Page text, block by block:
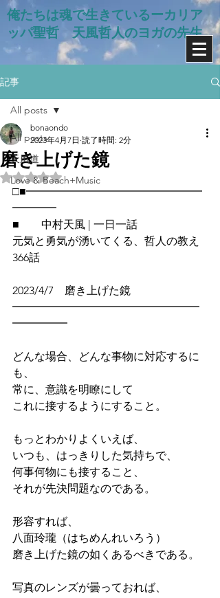
俺たちは魂で生きているー​カリア
ッパ聖哲 天風哲人のヨガの先生
記事
All posts
天風道
Love & Beach+Music
All posts
磨き上げた鏡
bonaondo
2023年4月7日 読了時間: 2分
5つ星のうちNaNと評価されています。
□■━━━━━━━━━━━━━━━━
━━━━
■　　中村天風 | 一日一話
元気と勇気が湧いてくる、哲人の教え
366話
2023/4/7　磨き上げた鏡
━━━━━━━━━━━━━━━━━
━━━━━
どんな場合、どんな事物に対応するに
も、
常に、意識を明瞭にして
これに接するようにすること。
もっとわかりよくいえば、
いつも、はっきりした気持ちで、
何事何物にも接すること、
それが先決問題なのである。
形容すれば、
八面玲瓏（はちめんれいろう）
磨き上げた鏡の如くあるべきである。
写真のレンズが曇っておれば、